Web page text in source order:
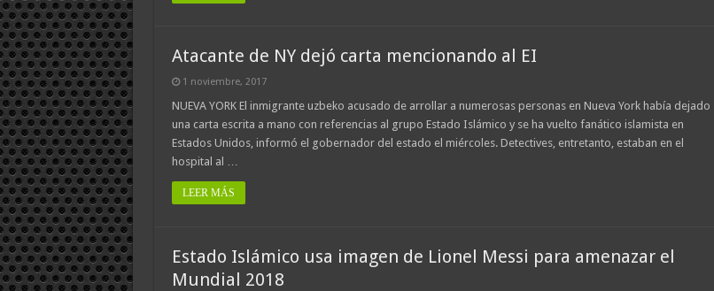
Atacante de NY dejó carta mencionando al EI
1 noviembre, 2017
NUEVA YORK El inmigrante uzbeko acusado de arrollar a numerosas personas en Nueva York había dejado
una carta escrita a mano con referencias al grupo Estado Islámico y se ha vuelto fanático islamista en
Estados Unidos, informó el gobernador del estado el miércoles. Detectives, entretanto, estaban en el
hospital al …
LEER MÁS
Estado Islámico usa imagen de Lionel Messi para amenazar el
Mundial 2018